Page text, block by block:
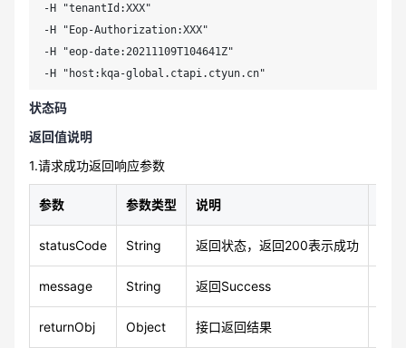
-H "tenantId:XXX"
-H "Eop-Authorization:XXX"
-H "eop-date:20211109T104641Z"
-H "host:kqa-global.ctapi.ctyun.cn"
状态码
返回值说明
1.请求成功返回响应参数
参数 参数类型 说明
statusCode String 返回状态，返回200表示成功
message String 返回Success
returnObj Object 接口返回结果